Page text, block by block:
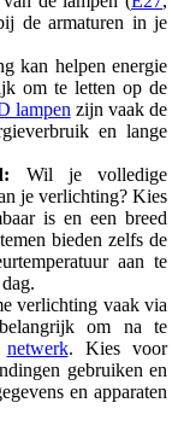
de armaturen in je
kan helpen energie
om te letten op de
lampen zijn vaak de
en lange
Wil je volledige
je verlichting? Kies
is en een breed
bieden zelfs de
aan te
verlichting vaak via
om na te
netwerk. Kies voor
gebruiken en
en apparaten